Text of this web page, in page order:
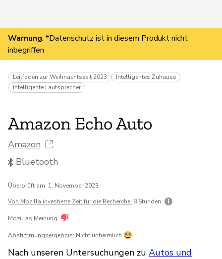
Warnung: *Datenschutz ist in diesem Produkt nicht
inbegriffen
Leitfaden zur Weihnachtszeit 2023
Intelligentes Zuhause
Intelligente Lautsprecher
Amazon Echo Auto
Amazon
Bluetooth
Überprüft am: 1. November 2023
Von Mozilla investierte Zeit für die Recherche: 8 Stunden
Mozillas Meinung
Abstimmungsergebnis: Nicht unheimlich
Nach unseren Untersuchungen zu Autos und